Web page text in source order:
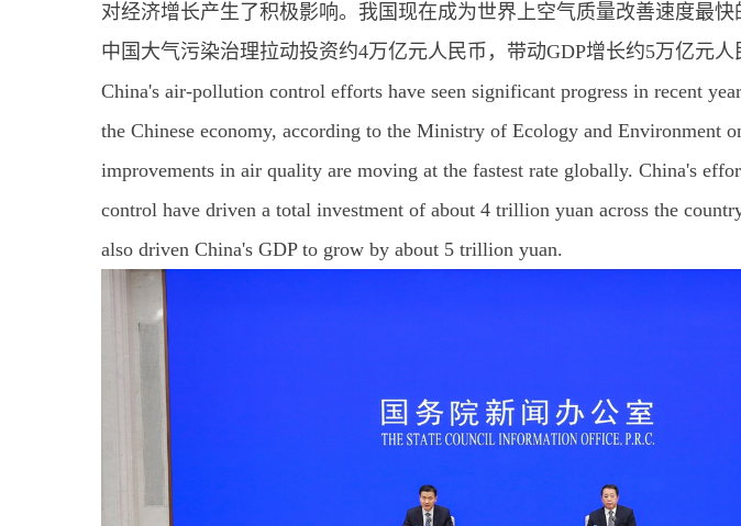
对经济增长产生了积极影响。我国现在成为世界上空气质量改善速度最快
中国大气污染治理拉动投资约4万亿元人民币，带动GDP增长约5万亿元人
China's air-pollution control efforts have seen significant progress in recent
the Chinese economy, according to the Ministry of Ecology and Environment
improvements in air quality are moving at the fastest rate globally. China's
control have driven a total investment of about 4 trillion yuan across the
also driven China's GDP to grow by about 5 trillion yuan.